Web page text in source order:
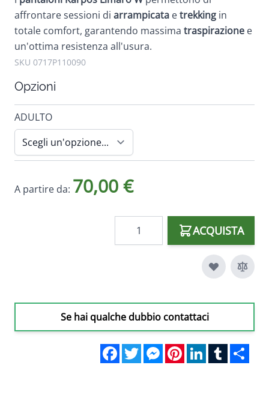
affrontare sessioni di arrampicata etrekking in
totale comfort, garantendo massima traspirazione e
un'ottima resistenza all'usura.
SKU 0717P110090
Opzioni
ADULTO
A partire da: 70,00 €
ACQUISTA
Se hai qualche dubbio contattaci
FacebookTwitterMessengerPinterestLinkedInTumblr